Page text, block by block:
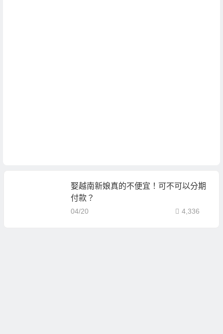
娶越南新娘真的不便宜！可不可以分期
付款？
04/20 4,336